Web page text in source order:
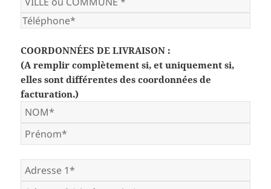
COORDONNÉES DE LIVRAISON :
(A remplir complètement si, et uniquement si,
elles sont différentes des coordonnées de
facturation.)